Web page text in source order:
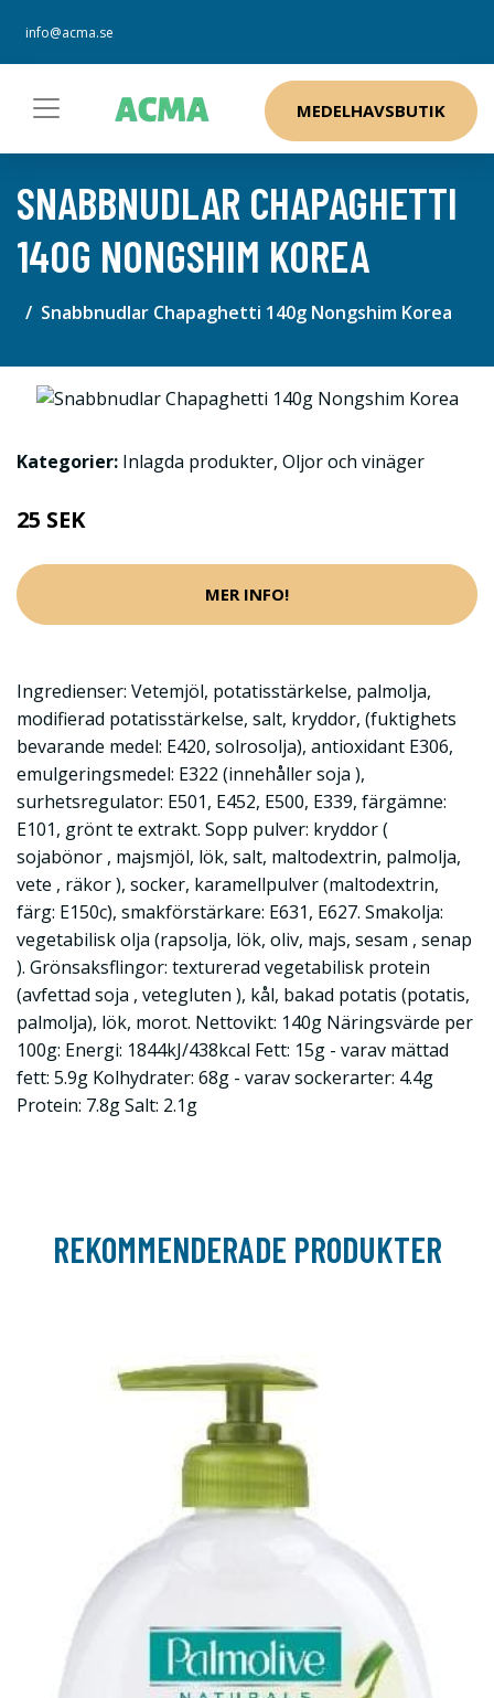
info@acma.se
MEDELHAVSBUTIK
SNABBNUDLAR CHAPAGHETTI
140G NONGSHIM KOREA
Snabbnudlar Chapaghetti 140g Nongshim Korea
Kategorier: Inlagda produkter, Oljor och vinäger
25 SEK
MER INFO!
Ingredienser: Vetemjöl, potatisstärkelse, palmolja,
modifierad potatisstärkelse, salt, kryddor, (fuktighets
bevarande medel: E420, solrosolja), antioxidant E306,
emulgeringsmedel: E322 (innehåller soja ),
surhetsregulator: E501, E452, E500, E339, färgämne:
E101, grönt te extrakt. Sopp pulver: kryddor (
sojabönor , majsmjöl, lök, salt, maltodextrin, palmolja,
vete , räkor ), socker, karamellpulver (maltodextrin,
färg: E150c), smakförstärkare: E631, E627. Smakolja:
vegetabilisk olja (rapsolja, lök, oliv, majs, sesam , senap
). Grönsaksflingor: texturerad vegetabilisk protein
(avfettad soja , vetegluten ), kål, bakad potatis (potatis,
palmolja), lök, morot. Nettovikt: 140g Näringsvärde per
100g: Energi: 1844kJ/438kcal Fett: 15g - varav mättad
fett: 5.9g Kolhydrater: 68g - varav sockerarter: 4.4g
Protein: 7.8g Salt: 2.1g
REKOMMENDERADE PRODUKTER